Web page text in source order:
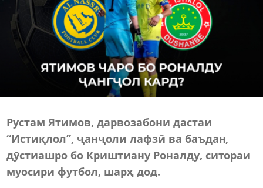
Рустам Ятимов, дарвозабони дастаи
“Истиқлол”, ҷанҷоли лафзӣ ва баъдан,
дӯстиашро бо Криштиану Роналду, ситораи
муосири футбол, шарҳ дод.